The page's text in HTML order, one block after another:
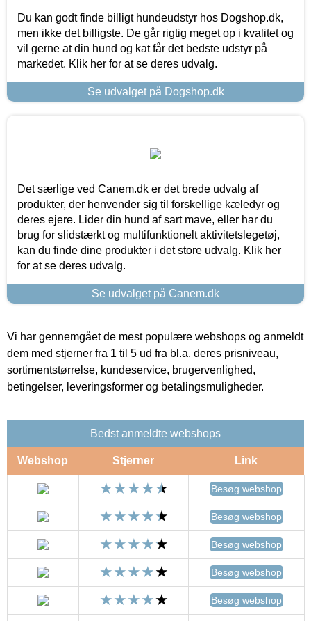
Du kan godt finde billigt hundeudstyr hos Dogshop.dk,
men ikke det billigste. De går rigtig meget op i kvalitet og
vil gerne at din hund og kat får det bedste udstyr på
markedet. Klik her for at se deres udvalg.
Se udvalget på Dogshop.dk
Det særlige ved Canem.dk er det brede udvalg af
produkter, der henvender sig til forskellige kæledyr og
deres ejere. Lider din hund af sart mave, eller har du
brug for slidstærkt og multifunktionelt aktivitetslegetøj,
kan du finde dine produkter i det store udvalg. Klik her
for at se deres udvalg.
Se udvalget på Canem.dk
Vi har gennemgået de mest populære webshops og anmeldt
dem med stjerner fra 1 til 5 ud fra bl.a. deres prisniveau,
sortimentstørrelse, kundeservice, brugervenlighed,
betingelser, leveringsformer og betalingsmuligheder.
Bedst anmeldte webshops
Webshop Stjerner Link
Besøg webshop
Besøg webshop
Besøg webshop
Besøg webshop
Besøg webshop